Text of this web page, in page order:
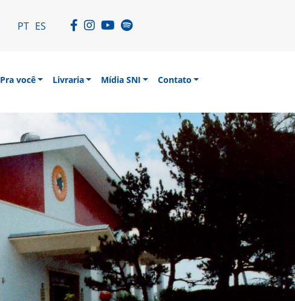
PT ES
Pra você Livraria Mídia SNI Contato